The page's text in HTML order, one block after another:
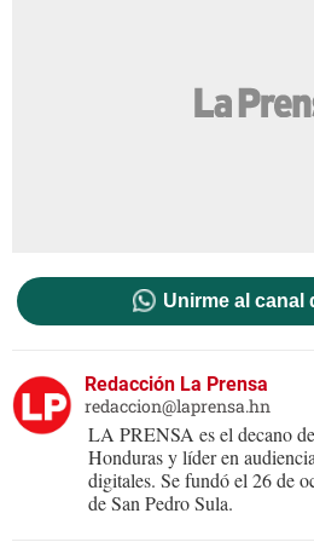
Unirme al canal
Redacción La Prensa
redaccion@laprensa.hn
LA PRENSA es el decano
Honduras y líder en
digitales. Se fundó el 26 de
de San Pedro Sula.